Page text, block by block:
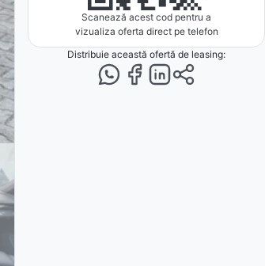
Scanează acest cod pentru a
vizualiza oferta direct pe telefon
Distribuie această ofertă de leasing: